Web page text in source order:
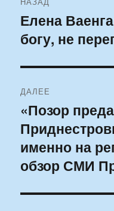
по
записям
Предыдущая
запись:
Елена
богу, не
ДАЛЕЕ
Следующая
запись:
«Позор
именно на
обзор СМИ